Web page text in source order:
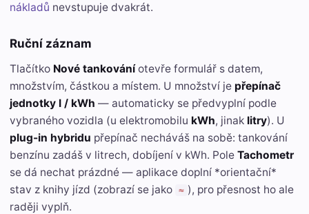
nákladů nevstupuje dvakrát.
Ruční záznam
Tlačítko Nové tankováníotevře formulář s datem,
množstvím, částkou a místem. U množství je přepínač
jednotky l / kWh — automaticky se předvyplní podle
vybraného vozidla (u elektromobilu kWh, jinak litry). U
plug-in hybridu přepínač necháváš na sobě: tankování
benzínu zadáš v litrech, dobíjení v kWh. Pole Tachometr
se dá nechat prázdné — aplikace doplní *orientační*
stav z knihy jízd (zobrazí se jako ≈ ), pro přesnost ho ale
raději vyplň.